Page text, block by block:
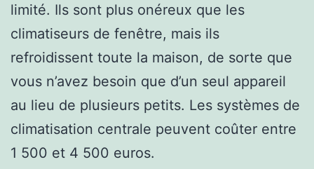
limité. Ils sont plus onéreux que les
climatiseurs de fenêtre, mais ils
refroidissent toute la maison, de sorte que
vous n’avez besoin que d’un seul appareil
au lieu de plusieurs petits. Les systèmes de
climatisation centrale peuvent coûter entre
1 500 et 4 500 euros.